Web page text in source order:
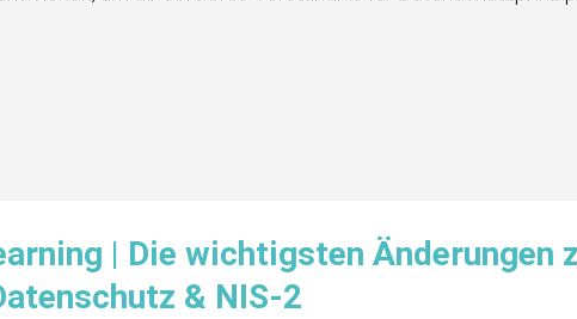
| Die wichtigsten Änderungen
& NIS-2